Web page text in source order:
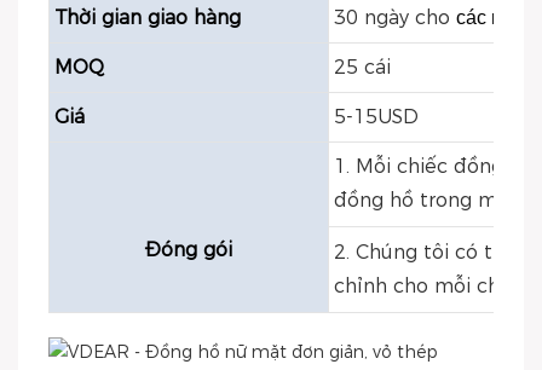
Thời gian giao hàng 30 ngày cho các mẫu
MOQ 25 cái
Giá 5-15USD
Đóng gói
1. Mỗi chiếc đồng
đồng hồ trong một
2. Chúng tôi có thể
chỉnh cho mỗi chiếc